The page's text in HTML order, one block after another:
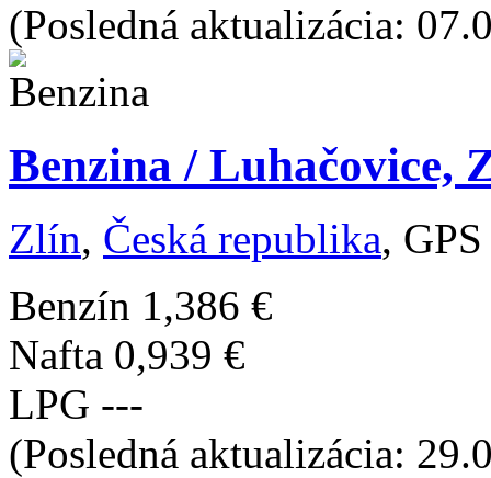
(Posledná aktualizácia:
Benzina / Luhačovice,
Zlín, Česká republika,
Benzín 1,386 €
Nafta 0,939 €
LPG ---
(Posledná aktualizácia: